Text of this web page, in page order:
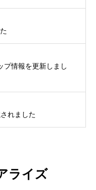
情報を更新しまし
れました
ライズ